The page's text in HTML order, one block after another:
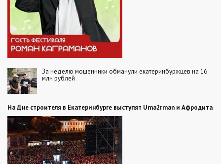
За неделю мошенники обманули екатеринбуржцев на 16
млн рублей
На Дне строителя в Екатеринбурге выступят Uma2rman и Афродита